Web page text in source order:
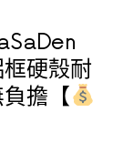
硬殼耐
擔【